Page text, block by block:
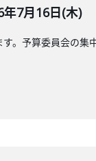
年7月16日(木)
。予算委員会の集